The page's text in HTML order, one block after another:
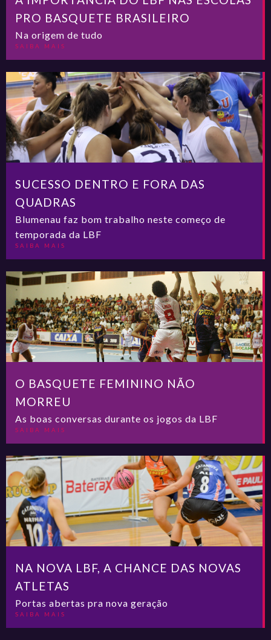
PRO BASQUETE BRASILEIRO
Na origem de tudo
SAIBA MAIS
SUCESSO DENTRO E FORA DAS
QUADRAS
Blumenau faz bom trabalho neste começo de
temporada da LBF
SAIBA MAIS
O BASQUETE FEMININO NÃO
MORREU
As boas conversas durante os jogos da LBF
SAIBA MAIS
NA NOVA LBF, A CHANCE DAS NOVAS
ATLETAS
Portas abertas pra nova geração
SAIBA MAIS